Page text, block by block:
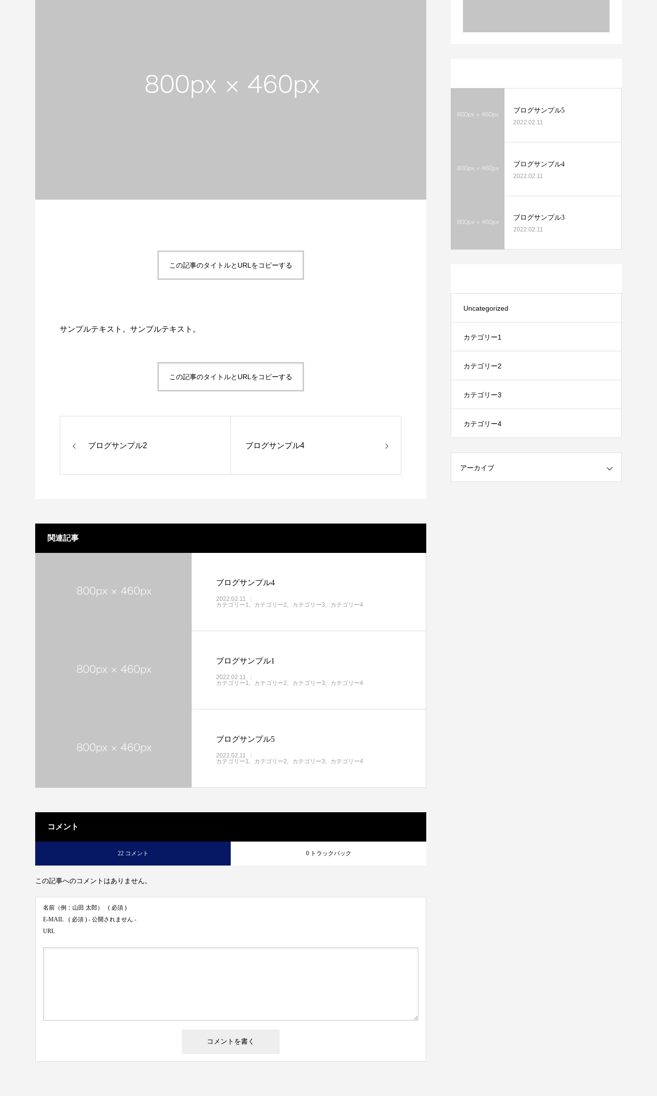
この記事のタイトルとURLをコピーする
サンプルテキスト。サンプルテキスト。
この記事のタイトルとURLをコピーする
ブログサンプル2 ブログサンプル4
関連記事
ブログサンプル4
2022.02.11
カテゴリー1
カテゴリー2 カテゴリー3 カテゴリー4
ブログサンプル1
2022.02.11
カテゴリー1
カテゴリー2 カテゴリー3 カテゴリー4
ブログサンプル5
2022.02.11
カテゴリー1
カテゴリー2 カテゴリー3 カテゴリー4
コメント
22 コメント 0 トラックバック
この記事へのコメントはありません。
名前（例：山田 太郎）
( 必須 )
E-MAIL
( 必須 ) - 公開されません -
URL
ブログサンプル5
2022.02.11
ブログサンプル4
2022.02.11
ブログサンプル3
2022.02.11
Uncategorized
カテゴリー1
カテゴリー2
カテゴリー3
カテゴリー4
アーカイブ